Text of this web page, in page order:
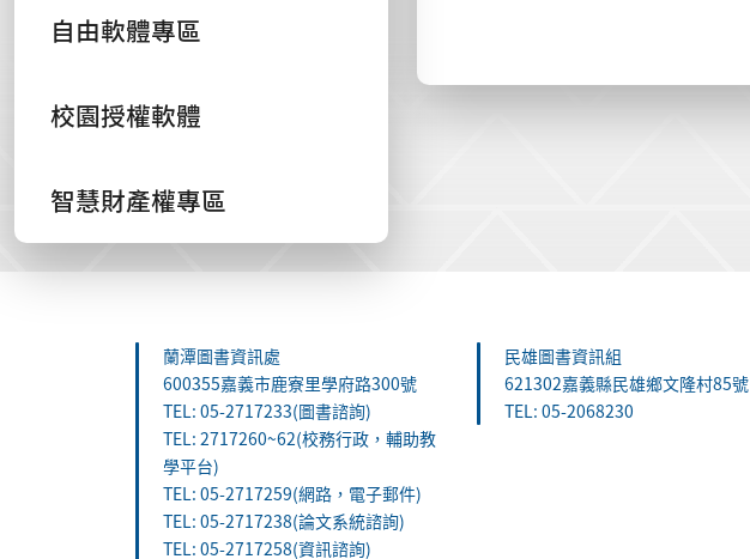
自由軟體專區
校園授權軟體
智慧財產權專區
蘭潭圖書資訊處
600355嘉義市鹿寮里學府路300號
TEL: 05-2717233(圖書諮詢)
TEL: 2717260~62(校務行政，輔助教
學平台)
TEL: 05-2717259(網路，電子郵件)
TEL: 05-2717238(論文系統諮詢)
TEL: 05-2717258(資訊諮詢)
民雄圖書資訊組
621302嘉義縣民雄鄉文隆村85號
TEL: 05-2068230